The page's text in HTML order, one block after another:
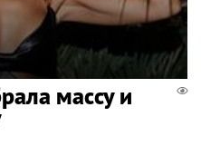
массу и